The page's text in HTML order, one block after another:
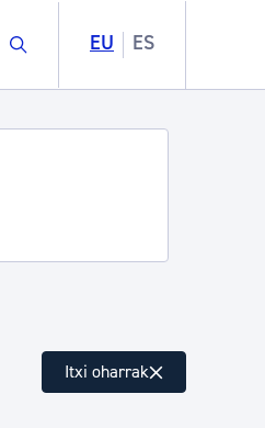
Buscar EU ES
Hernani
Itxi oharrak